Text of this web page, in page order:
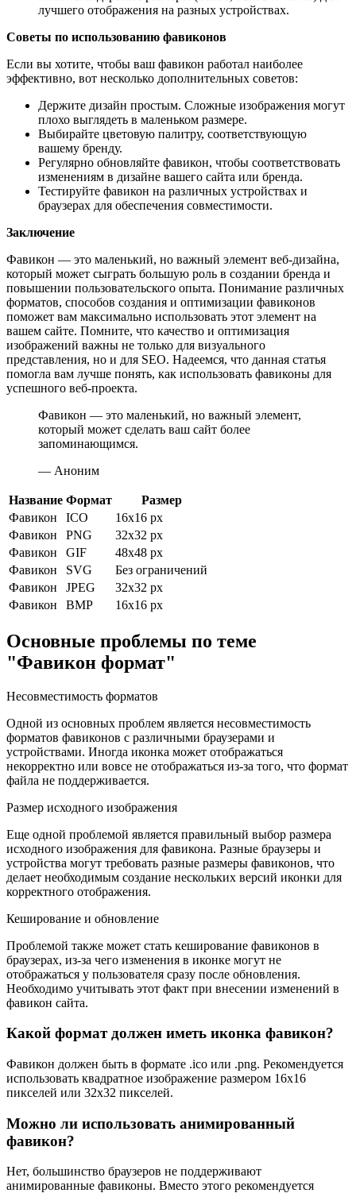
лучшего отображения на разных устройствах.
Советы по использованию фавиконов
Если вы хотите, чтобы ваш фавикон работал наиболее
эффективно, вот несколько дополнительных советов:
Держите дизайн простым. Сложные изображения могут
плохо выглядеть в маленьком размере.
Выбирайте цветовую палитру, соответствующую
вашему бренду.
Регулярно обновляйте фавикон, чтобы соответствовать
изменениям в дизайне вашего сайта или бренда.
Тестируйте фавикон на различных устройствах и
браузерах для обеспечения совместимости.
Заключение
Фавикон — это маленький, но важный элемент веб-дизайна,
который может сыграть большую роль в создании бренда и
повышении пользовательского опыта. Понимание различных
форматов, способов создания и оптимизации фавиконов
поможет вам максимально использовать этот элемент на
вашем сайте. Помните, что качество и оптимизация
изображений важны не только для визуального
представления, но и для SEO. Надеемся, что данная статья
помогла вам лучше понять, как использовать фавиконы для
успешного веб-проекта.
Фавикон — это маленький, но важный элемент,
который может сделать ваш сайт более
запоминающимся.
— Аноним
Название Формат
Размер
Фавикон
ICO
16x16 px
Фавикон
PNG
32x32 px
Фавикон
GIF
48x48 px
Фавикон
SVG
Без ограничений
Фавикон
JPEG
32x32 px
Фавикон
BMP 16x16 px
Основные проблемы по теме
"Фавикон формат"
Несовместимость форматов
Одной из основных проблем является несовместимость
форматов фавиконов с различными браузерами и
устройствами. Иногда иконка может отображаться
некорректно или вовсе не отображаться из-за того, что формат
файла не поддерживается.
Размер исходного изображения
Еще одной проблемой является правильный выбор размера
исходного изображения для фавикона. Разные браузеры и
устройства могут требовать разные размеры фавиконов, что
делает необходимым создание нескольких версий иконки для
корректного отображения.
Кеширование и обновление
Проблемой также может стать кеширование фавиконов в
браузерах, из-за чего изменения в иконке могут не
отображаться у пользователя сразу после обновления.
Необходимо учитывать этот факт при внесении изменений в
фавикон сайта.
Какой формат должен иметь иконка фавикон?
Фавикон должен быть в формате .ico или .png. Рекомендуется
использовать квадратное изображение размером 16x16
пикселей или 32x32 пикселей.
Можно ли использовать анимированный
фавикон?
Нет, большинство браузеров не поддерживают
анимированные фавиконы. Вместо этого рекомендуется